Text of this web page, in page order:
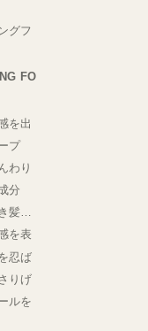
グフ
FO
を出
プ
わり
分
髪に
を表
忍ば
りげ
ルを